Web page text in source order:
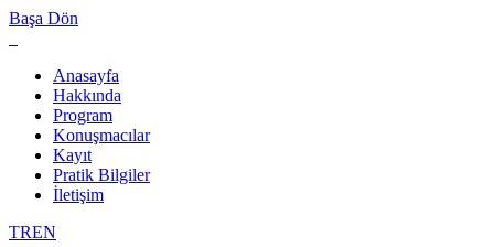
Başa Dön
Anasayfa
Hakkında
Program
Konuşmacılar
Kayıt
Pratik Bilgiler
İletişim
TREN